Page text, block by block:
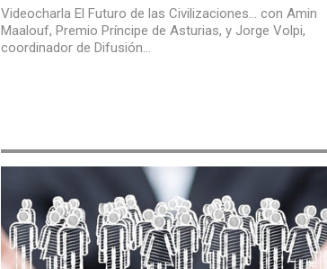
Videocharla El Futuro de las Civilizaciones… con Amin
Maalouf, Premio Príncipe de Asturias, y Jorge Volpi,
coordinador de Difusión…